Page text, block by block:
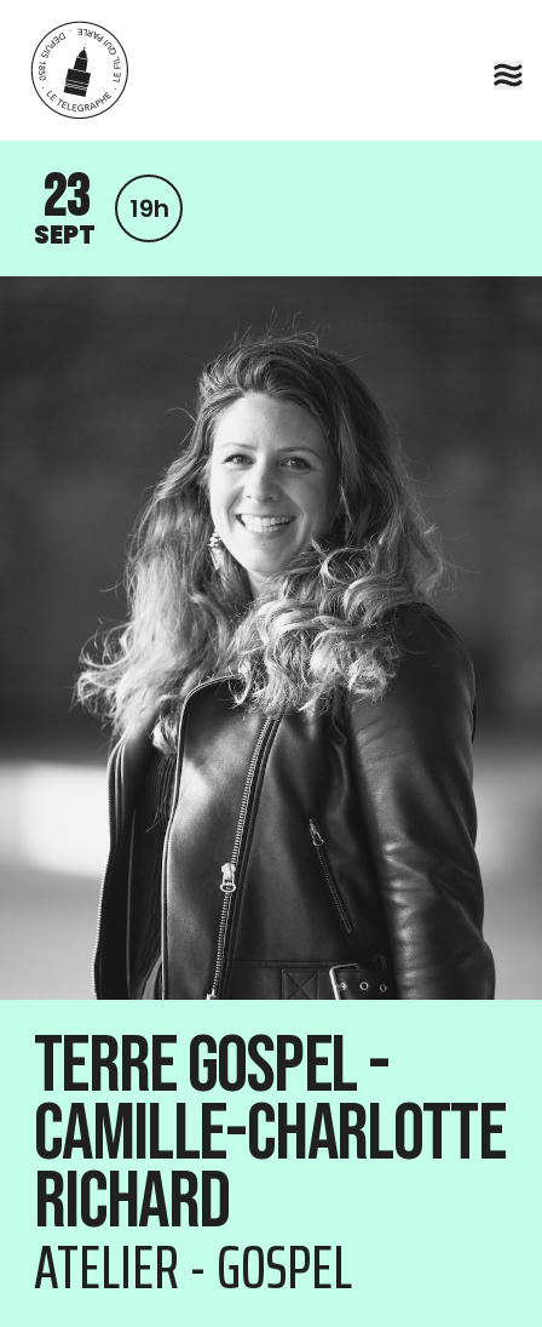
Aller au contenu principal
23
SEPT
19h
Terre Gospel -
Camille-Charlotte
Richard
ATELIER - GOSPEL